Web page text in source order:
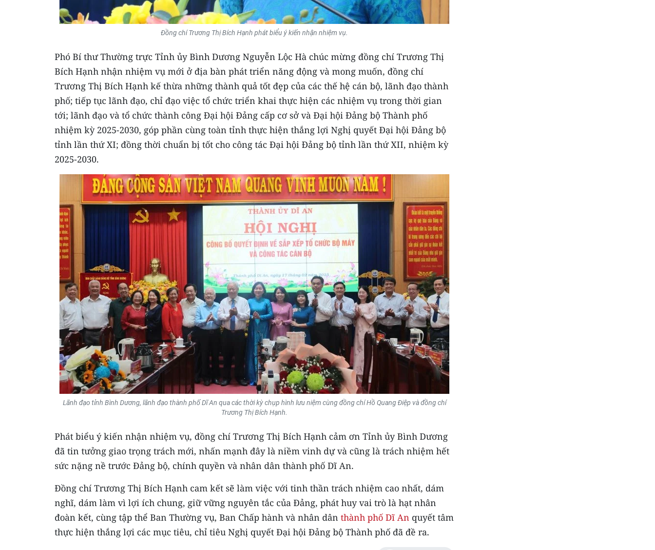
Đồng chí Trương Thị Bích Hạnh phát biểu ý kiến nhận nhiệm vụ.
Phó Bí thư Thường trực Tỉnh ủy Bình Dương Nguyễn Lộc Hà chúc mừng đồng chí Trương Thị
Bích Hạnh nhận nhiệm vụ mới ở địa bàn phát triển năng động và mong muốn, đồng chí
Trương Thị Bích Hạnh kế thừa những thành quả tốt đẹp của các thế hệ cán bộ, lãnh đạo thành
phố; tiếp tục lãnh đạo, chỉ đạo việc tổ chức triển khai thực hiện các nhiệm vụ trong thời gian
tới; lãnh đạo và tổ chức thành công Đại hội Đảng cấp cơ sở và Đại hội Đảng bộ Thành phố
nhiệm kỳ 2025-2030, góp phần cùng toàn tỉnh thực hiện thắng lợi Nghị quyết Đại hội Đảng bộ
tỉnh lần thứ XI; đồng thời chuẩn bị tốt cho công tác Đại hội Đảng bộ tỉnh lần thứ XII, nhiệm kỳ
2025-2030.
Lãnh đạo tỉnh Bình Dương, lãnh đạo thành phố Dĩ An qua các thời kỳ chụp hình lưu niệm cùng đồng chí Hồ Quang Điệp và đồng chí
Trương Thị Bích Hạnh.
Phát biểu ý kiến nhận nhiệm vụ, đồng chí Trương Thị Bích Hạnh cảm ơn Tỉnh ủy Bình Dương
đã tin tưởng giao trọng trách mới, nhấn mạnh đây là niềm vinh dự và cũng là trách nhiệm hết
sức nặng nề trước Đảng bộ, chính quyền và nhân dân thành phố Dĩ An.
Đồng chí Trương Thị Bích Hạnh cam kết sẽ làm việc với tinh thần trách nhiệm cao nhất, dám
nghĩ, dám làm vì lợi ích chung, giữ vững nguyên tắc của Đảng, phát huy vai trò là hạt nhân
đoàn kết, cùng tập thể Ban Thường vụ, Ban Chấp hành và nhân dân thành phố Dĩ An quyết tâm
thực hiện thắng lợi các mục tiêu, chỉ tiêu Nghị quyết Đại hội Đảng bộ Thành phố đã đề ra.